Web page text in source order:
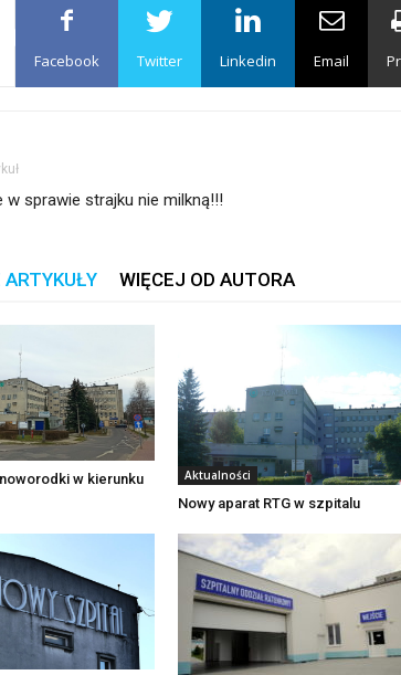
Facebook Twitter Linkedin Email
w sprawie strajku nie milkną!!!
ARTYKUŁY WIĘCEJ OD AUTORA
w kierunku
Aktualności
Nowy aparat RTG w szpitalu